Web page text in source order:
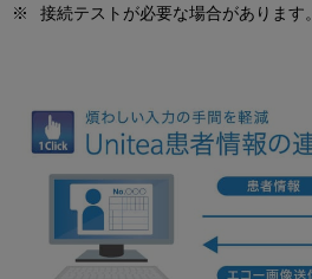
※
接続テストが必要な場合があります。